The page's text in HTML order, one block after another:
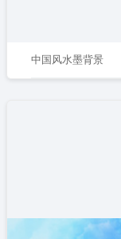
中国风水墨背景